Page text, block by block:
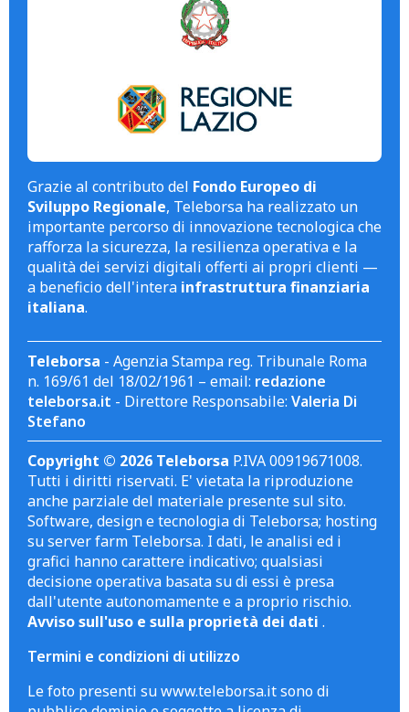
Grazie al contributo del Fondo Europeo di
Sviluppo Regionale, Teleborsa ha realizzato un
importante percorso di innovazione tecnologica che
rafforza la sicurezza, la resilienza operativa e la
qualità dei servizi digitali offerti ai propri clienti —
a beneficio dell'intera infrastruttura finanziaria
italiana.
Teleborsa - Agenzia Stampa reg. Tribunale Roma
n. 169/61 del 18/02/1961 – email: redazione
teleborsa.it - Direttore Responsabile: Valeria Di
Stefano
Copyright © 2026 Teleborsa P.IVA 00919671008.
Tutti i diritti riservati. E' vietata la riproduzione
anche parziale del materiale presente sul sito.
Software, design e tecnologia di Teleborsa; hosting
su server farm Teleborsa. I dati, le analisi ed i
grafici hanno carattere indicativo; qualsiasi
decisione operativa basata su di essi è presa
dall'utente autonomamente e a proprio rischio.
Avviso sull'uso e sulla proprietà dei dati .
Termini e condizioni di utilizzo
Le foto presenti su www.teleborsa.it sono di